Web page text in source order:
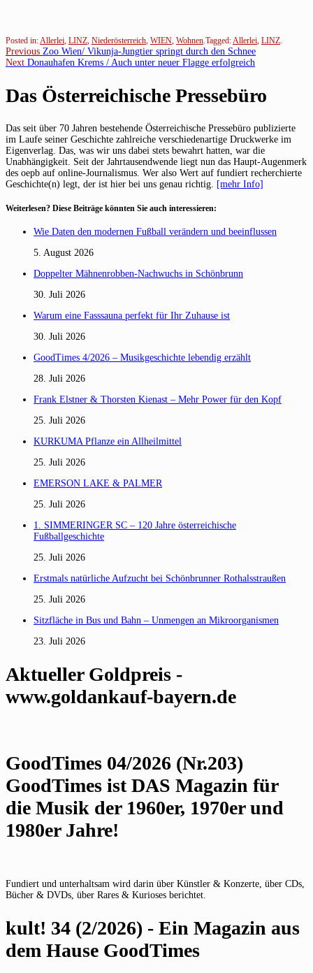
Posted in: Allerlei LINZ Niederösterreich WIEN Wohnen Tagged: Allerlei LINZ
Beitragsnavigation
Previous Previous
post:
Zoo Wien/ Vikunja-Jungtier springt durch den Schnee
Next Next
Donauhafen Krems / Auch unter neuer Flagge erfolgreich
Das Österreichische Pressebüro
Das seit über 70 Jahren bestehende Österreichische Pressebüro publizierte
im Laufe seiner Geschichte zahlreiche verschiedenartige Druckwerke im
Eigenverlag. Das, was wir uns dabei stets bewahrt hatten, war die
Unabhängigkeit. Seit der Jahrtausendwende liegt nun das Haupt-Augenmerk
des oepb auf online-Journalismus. Wer also Wert auf fundiert recherchierte
Geschichte(n) legt, der ist hier bei uns genau richtig. [mehr Info]
Weiterlesen? Diese Beiträge könnten Sie auch interessieren:
Wie Daten den modernen Fußball verändern und beeinflussen
5. August 2026
Doppelter Mähnenrobben-Nachwuchs in Schönbrunn
30. Juli 2026
Warum eine Fasssauna perfekt für Ihr Zuhause ist
30. Juli 2026
GoodTimes 4/2026 – Musikgeschichte lebendig erzählt
28. Juli 2026
Frank Elstner & Thorsten Kienast – Mehr Power für den Kopf
25. Juli 2026
KURKUMA Pflanze ein Allheilmittel
25. Juli 2026
EMERSON LAKE & PALMER
25. Juli 2026
1. SIMMERINGER SC – 120 Jahre österreichische
Fußballgeschichte
25. Juli 2026
Erstmals natürliche Aufzucht bei Schönbrunner Rothalsstraußen
25. Juli 2026
Sitzfläche in Bus und Bahn – Unmengen an Mikroorganismen
23. Juli 2026
Aktueller Goldpreis -
www.goldankauf-bayern.de
GoodTimes 04/2026 (Nr.203)
GoodTimes ist DAS Magazin für
die Musik der 1960er, 1970er und
1980er Jahre!
Fundiert und unterhaltsam wird darin über Künstler & Konzerte, über CDs,
Bücher & DVDs, über Rares & Kurioses berichtet.
kult! 34 (2/2026) - Ein Magazin aus
dem Hause GoodTimes